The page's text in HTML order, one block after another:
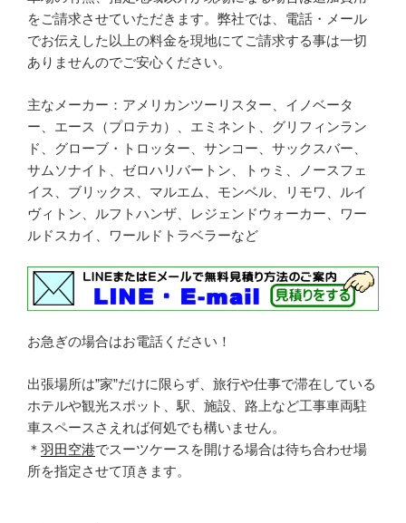
をご請求させていただきます。弊社では、電話・メール
でお伝えした以上の料金を現地にてご請求する事は一切
ありませんのでご安心ください。
主なメーカー：アメリカンツーリスター、イノベータ
ー、エース（プロテカ）、エミネント、グリフィンラン
ド、グローブ・トロッター、サンコー、サックスバー、
サムソナイト、ゼロハリバートン、トゥミ、ノースフェ
イス、ブリックス、マルエム、モンベル、リモワ、ルイ
ヴィトン、ルフトハンザ、レジェンドウォーカー、ワー
ルドスカイ、ワールドトラベラーなど
お急ぎの場合はお電話ください！
出張場所は”家”だけに限らず、旅行や仕事で滞在している
ホテルや観光スポット、駅、施設、路上など工事車両駐
車スペースさえれば何処でも構いません。
＊ 羽田空港でスーツケースを開ける場合は待ち合わせ場
所を指定させて頂きます。